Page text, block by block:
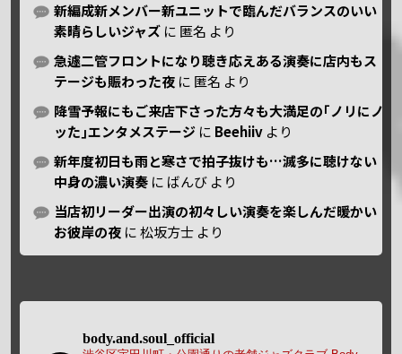
新編成新メンバー新ユニットで臨んだバランスのいい
素晴らしいジャズ に 匿名 より
急遽二管フロントになり聴き応えある演奏に店内もス
テージも賑わった夜 に 匿名 より
降雪予報にもご来店下さった方々も大満足の｢ノリにノ
ッた｣エンタメステージ に Beehiiv より
新年度初日も雨と寒さで拍子抜けも…滅多に聴けない
中身の濃い演奏 に ばんび より
当店初リーダー出演の初々しい演奏を楽しんだ暖かい
お彼岸の夜 に松坂方士 より
body.and.soul_official